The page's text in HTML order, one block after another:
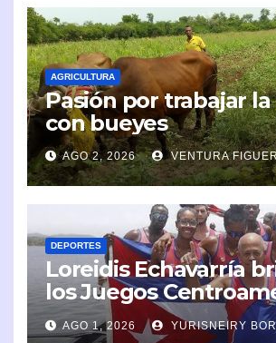
AGRICULTURA
Pasión por trabajar
con bueyes
AGO 2, 2026 VENTURA
DEPORTES
Loreidis Echavarría
los Juegos
y del Caribe 2026
AGO 1, 2026 YURISNEIRY